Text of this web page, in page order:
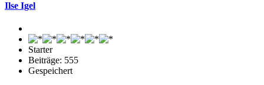
Ilse Igel
Starter
Beiträge: 555
Gespeichert